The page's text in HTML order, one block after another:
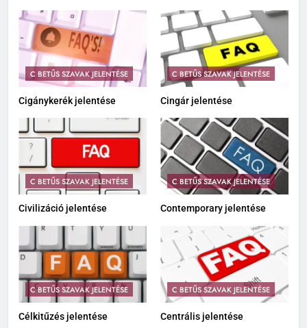
C BETŰS SZAVAK JELENTÉSE
Cigánykerék jelentése
C BETŰS SZAVAK JELENTÉSE
Cingár jelentése
C BETŰS SZAVAK JELENTÉSE
Civilizáció jelentése
C BETŰS SZAVAK JELENTÉSE
Contemporary jelentése
C BETŰS SZAVAK JELENTÉSE
Célkitűzés jelentése
C BETŰS SZAVAK JELENTÉSE
Centrális jelentése